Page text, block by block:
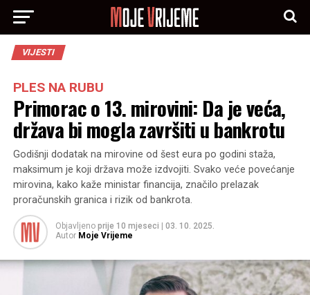
VIJESTI
PLES NA RUBU
Primorac o 13. mirovini: Da je veća,
država bi mogla završiti u bankrotu
Godišnji dodatak na mirovine od šest eura po godini staža,
maksimum je koji država može izdvojiti. Svako veće povećanje
mirovina, kako kaže ministar financija, značilo prelazak
proračunskih granica i rizik od bankrota.
Objavljeno prije 10 mjeseci
03. 10. 2025.
Autor Moje Vrijeme